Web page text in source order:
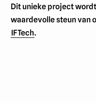
Dit unieke project
waardevolle steun van
IFTech.